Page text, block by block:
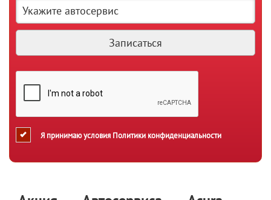
Я принимаю условия Политики конфиденциальности